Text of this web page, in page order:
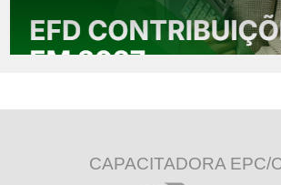
CAPACITADORA EPC/